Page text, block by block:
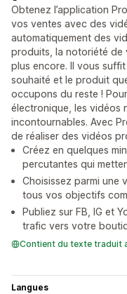
Obtenez l’application
vos ventes avec des
automatiquement des
produits, la notoriété de
plus encore. Il vous
souhaité et le produit
occupons du reste !
électronique, les vidéos
incontournables. Avec
de réaliser des vidéos
Créez en quelques
percutantes qui
Choisissez parmi une
tous vos objectifs
Publiez sur FB, IG et
trafic vers votre
Contient du texte traduit
Langues